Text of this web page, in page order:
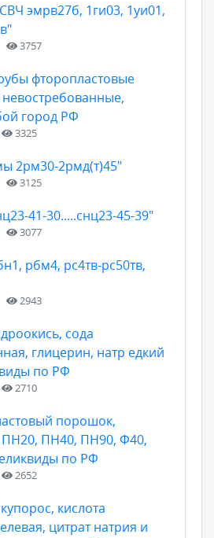
эмрв27б, 1ги03, 1уи01,
3757
фторопластовые
город РФ
3325
2рм30-2рмд(т)45"
3125
41-30.....снц23-45-39"
3077
рбм4, рс4тв-рс50тв,
2943
сода
глицерин, натр едкий
по РФ
2710
порошок,
ПН40, ПН90, Ф40,
по РФ
2652
кислота
цитрат натрия и